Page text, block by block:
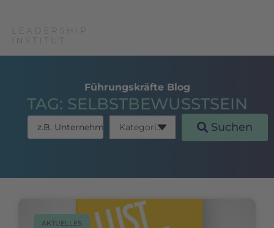
Führungskräfte Blog
TAG: SELBSTBEWUSSTSEIN
Suchen
AKTUELLES